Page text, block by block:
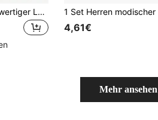
AlanKing 1 Set hochwertiger Luxus Herren Krawattenset inklusive Krawatte, Fliege, Einstecktuch, Manschettenknöpfe und Geschenkbox für Businessmänner
4,61€
Mehr ansehen